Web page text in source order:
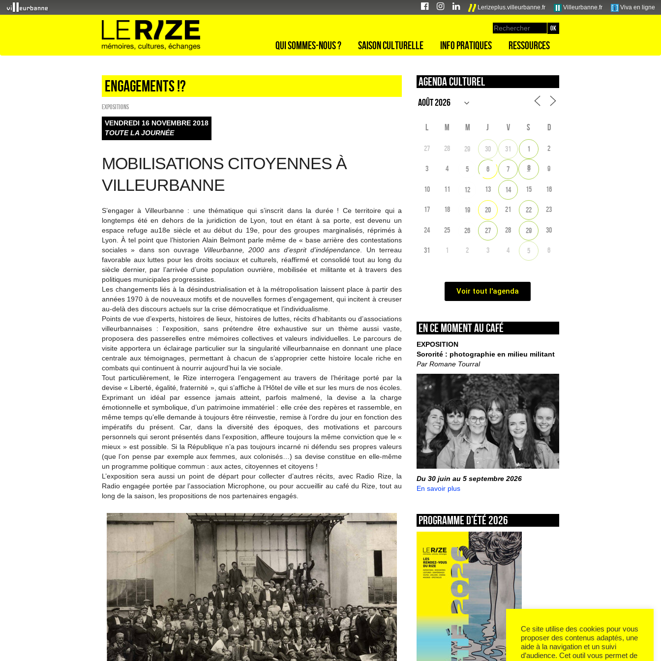
Lerizeplus.villeurbanne.fr Villeurbanne.fr Viva en ligne
Qui sommes-nous ? Saison culturelle Info pratiques Ressources
Engagements !?
EXPOSITIONS
VENDREDI 16 NOVEMBRE 2018
TOUTE LA JOURNÉE
MOBILISATIONS CITOYENNES À
VILLEURBANNE
S’engager à Villeurbanne : une thématique qui s’inscrit dans la durée ! Ce territoire qui a
longtemps été en dehors de la juridiction de Lyon, tout en étant à sa porte, est devenu un
espace refuge au18e siècle et au début du 19e, pour des groupes marginalisés, réprimés à
Lyon. À tel point que l’historien Alain Belmont parle même de « base arrière des contestations
sociales » dans son ouvrage Villeurbanne, 2000 ans d’espritd’indépendance . Un terreau
favorable aux luttes pour les droits sociaux et culturels, réaffirmé et consolidé tout au long du
siècle dernier, par l’arrivée d’une population ouvrière, mobilisée et militante et à travers des
politiques municipales progressistes.
Les changements liés à la désindustrialisation et à la métropolisation laissent place à partir des
années 1970 à de nouveaux motifs et de nouvelles formes d’engagement, qui incitent à creuser
au-delà des discours actuels sur la crise démocratique et l’individualisme.
Points de vue d’experts, histoires de lieux, histoires de luttes, récits d’habitants ou d’associations
villeurbannaises : l’exposition, sans prétendre être exhaustive sur un thème aussi vaste,
proposera des passerelles entre mémoires collectives et valeurs individuelles. Le parcours de
visite apportera un éclairage particulier sur la singularité villeurbannaise en donnant une place
centrale aux témoignages, permettant à chacun de s’approprier cette histoire locale riche en
combats qui continuent à nourrir aujourd’hui la vie sociale.
Tout particulièrement, le Rize interrogera l’engagement au travers de l’héritage porté par la
devise « Liberté, égalité, fraternité », qui s’affiche à l’Hôtel de ville et sur les murs de nos écoles.
Exprimant un idéal par essence jamais atteint, parfois malmené, la devise a la charge
émotionnelle et symbolique, d’un patrimoine immatériel : elle crée des repères et rassemble, en
même temps qu’elle demande à toujours être réinvestie, remise à l’ordre du jour en fonction des
impératifs du présent. Car, dans la diversité des époques, des motivations et parcours
personnels qui seront présentés dans l’exposition, affleure toujours la même conviction que le «
mieux » est possible. Si la République n’a pas toujours incarné ni défendu ses propres valeurs
(que l’on pense par exemple aux femmes, aux colonisés…) sa devise constitue en elle-même
un programme politique commun : aux actes, citoyennes et citoyens !
L’exposition sera aussi un point de départ pour collecter d’autres récits, avec Radio Rize, la
Radio engagée portée par l’association Microphone, ou pour accueillir au café du Rize, tout au
long de la saison, les propositions de nos partenaires engagés.
Agenda culturel
L M M J V S D
27 28 29 30 31 1 2
3 4 5 6 7 8 9
10 11 12 13 14 15 16
17 18 19 20 21 22 23
24 25 26 27 28 29 30
31 1 2 3 4 5 6
Voir tout l'agenda
En ce moment au café
EXPOSITION
Sororité : photographie en milieu militant
Par Romane Tourral
Du 30 juin au 5 septembre 2026
En savoir plus
Programme d’été 2026
Ce site utilise des cookies pour vous
proposer des contenus adaptés, une
aide à la navigation et un suivi
d’audience. Cet outil vous permet de